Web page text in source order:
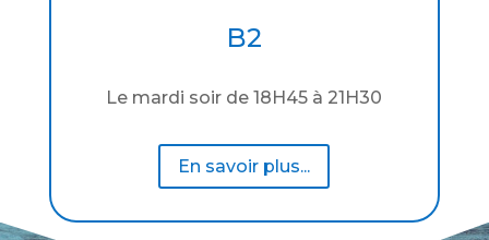
B2
Le mardi soir de 18H45 à 21H30
En savoir plus...